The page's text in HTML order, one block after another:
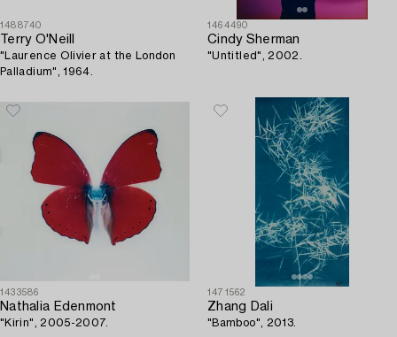
1488740
Terry O'Neill
"Laurence Olivier at the London
Palladium", 1964.
1464490
Cindy Sherman
"Untitled", 2002.
1433586
Nathalia Edenmont
"Kirin", 2005-2007.
1471562
Zhang Dali
"Bamboo", 2013.